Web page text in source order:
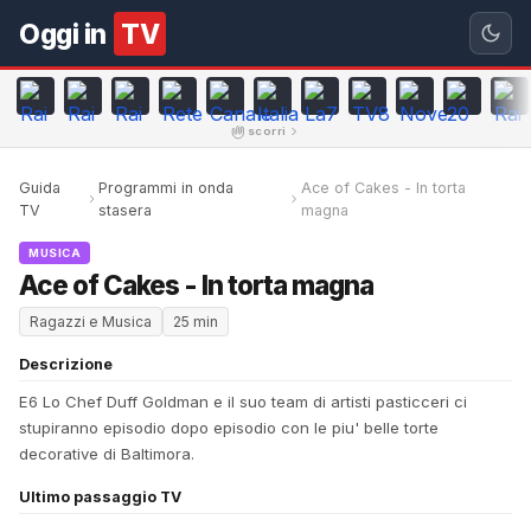
Oggi in TV
scorri
Guida
TV
Programmi in onda
stasera
Ace of Cakes - In torta
magna
MUSICA
Ace of Cakes - In torta magna
Ragazzi e Musica 25 min
Descrizione
E6 Lo Chef Duff Goldman e il suo team di artisti pasticceri ci
stupiranno episodio dopo episodio con le piu' belle torte
decorative di Baltimora.
Ultimo passaggio TV